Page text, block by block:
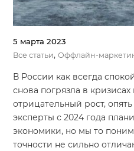
5 марта 2023
Все статьи,Оффлайн-
В России как всегда
снова погрязла в
отрицательный рост,
эксперты с 2024 года
экономики, но мы то
точности не сильно